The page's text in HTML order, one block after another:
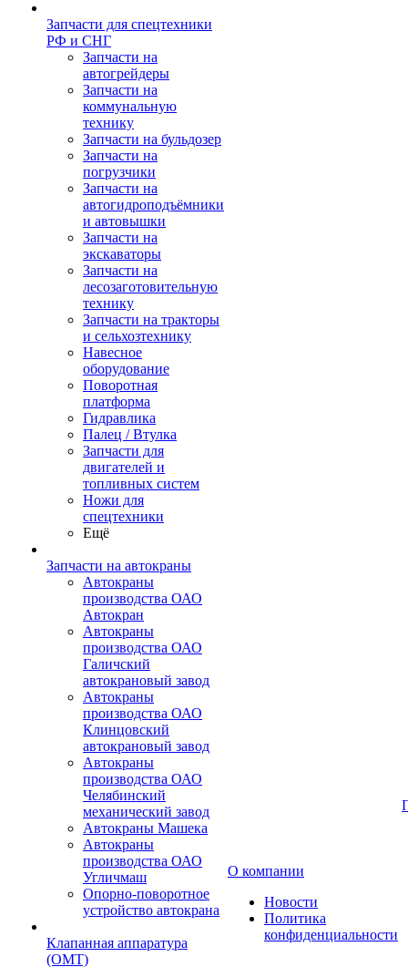
Запчасти для спецтехники
РФ и СНГ
Запчасти на
автогрейдеры
Запчасти на
коммунальную
технику
Запчасти на бульдозер
Запчасти на
погрузчики
Запчасти на
автогидроподъёмники
и автовышки
Запчасти на
экскаваторы
Запчасти на
лесозаготовительную
технику
Запчасти на тракторы
и сельхозтехнику
Навесное
оборудование
Поворотная
платформа
Гидравлика
Палец / Втулка
Запчасти для
двигателей и
топливных систем
Ножи для
спецтехники
Ещё
Запчасти на автокраны
Автокраны
производства ОАО
Автокран
Автокраны
производства ОАО
Галичский
автокрановый завод
Автокраны
производства ОАО
Клинцовский
автокрановый завод
Автокраны
производства ОАО
Челябинский
механический завод
Автокраны Машека
Автокраны
производства ОАО
Угличмаш
Опорно-поворотное
устройство автокрана
Клапанная аппаратура
(OMT)
О компании
Новости
Политика
конфиденциальности